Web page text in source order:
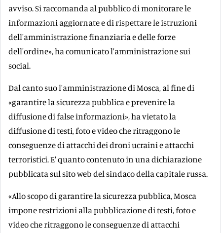
avviso. Si raccomanda al pubblico di monitorare le
informazioni aggiornate e di rispettare le istruzioni
dell'amministrazione finanziaria e delle forze
dell'ordine», ha comunicato l'amministrazione sui
social.
Dal canto suo l'amministrazione di Mosca, al fine di
«garantire la sicurezza pubblica e prevenire la
diffusione di false informazioni», ha vietato la
diffusione di testi, foto e video che ritraggono le
conseguenze di attacchi dei droni ucraini e attacchi
terroristici. E' quanto contenuto in una dichiarazione
pubblicata sul sito web del sindaco della capitale russa.
«Allo scopo di garantire la sicurezza pubblica, Mosca
impone restrizioni alla pubblicazione di testi, foto e
video che ritraggono le conseguenze di attacchi